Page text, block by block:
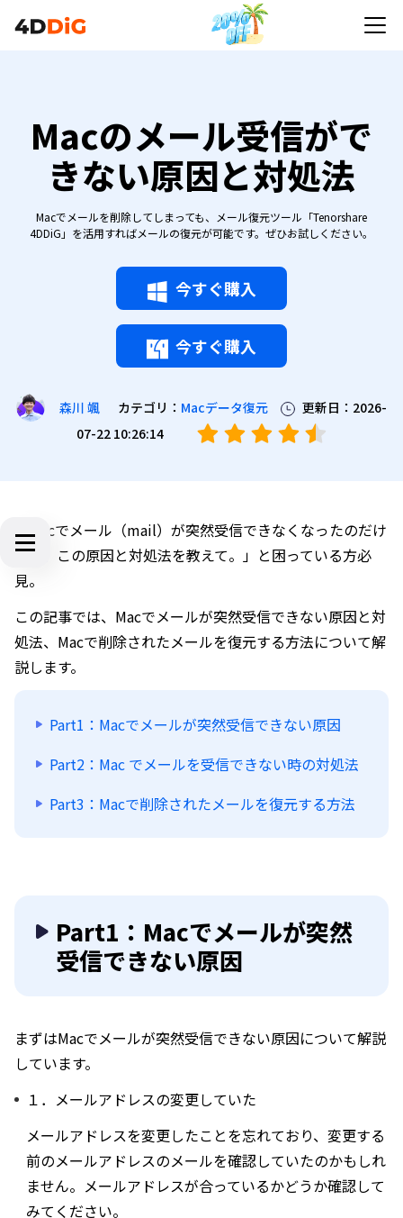
Macのメール受信がで
きない原因と対処法
Macでメールを削除してしまっても、メール復元ツール「Tenorshare
4DDiG」を活用すればメールの復元が可能です。ぜひお試しください。
今すぐ購入
今すぐ購入
森川 颯 カテゴリ： Macデータ復元
更新日：2026-
07-22 10:26:14
「Macでメール（mail）が突然受信できなくなったのだけ
れど、この原因と対処法を教えて。」と困っている方必
見。
この記事では、Macでメールが突然受信できない原因と対
処法、Macで削除されたメールを復元する方法について解
説します。
Part1：Macでメールが突然受信できない原因
Part2：Mac でメールを受信できない時の対処法
Part3：Macで削除されたメールを復元する方法
Part1：Macでメールが突然
受信できない原因
まずはMacでメールが突然受信できない原因について解説
しています。
１．メールアドレスの変更していた
メールアドレスを変更したことを忘れており、変更する
前のメールアドレスのメールを確認していたのかもしれ
ません。メールアドレスが合っているかどうか確認して
みてください。